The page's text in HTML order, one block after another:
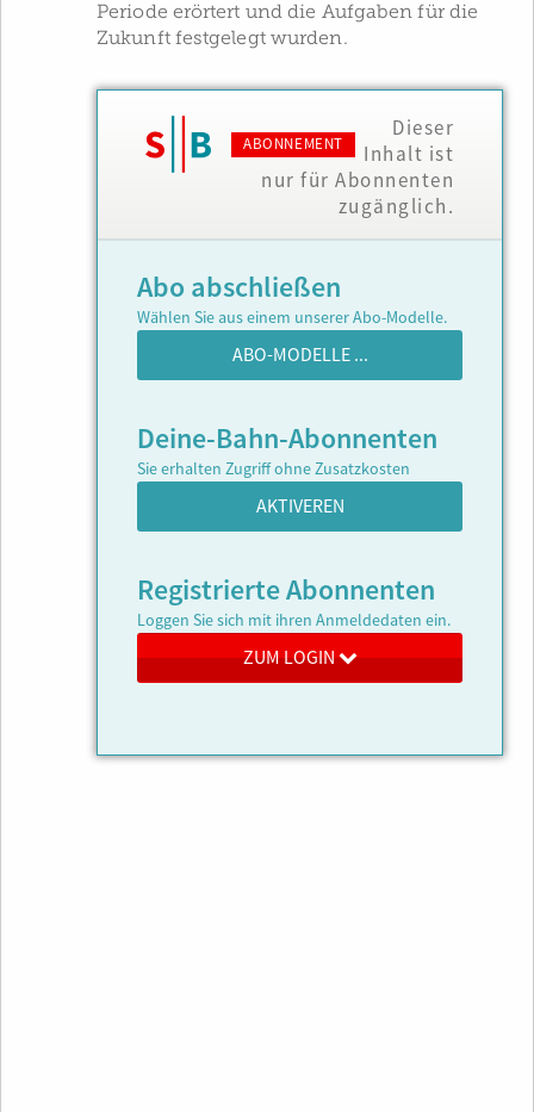
Periode erörtert und die Aufgaben für die
Zukunft festgelegt wurden.
ABONNEMENT
Dieser
Inhalt ist
nur für Abonnenten
zugänglich.
Abo abschließen
Wählen Sie aus einem unserer Abo-Modelle.
ABO-MODELLE ...
Deine-Bahn-Abonnenten
Sie erhalten Zugriff ohne Zusatzkosten
AKTIVEREN
Registrierte Abonnenten
Loggen Sie sich mit ihren Anmeldedaten ein.
ZUM LOGIN